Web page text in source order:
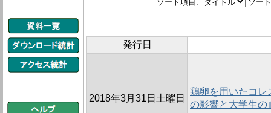
ソート項目: ソー
発行日
2018年3月31日土曜日
鶏卵を用いたコレ
の影響と大学生の